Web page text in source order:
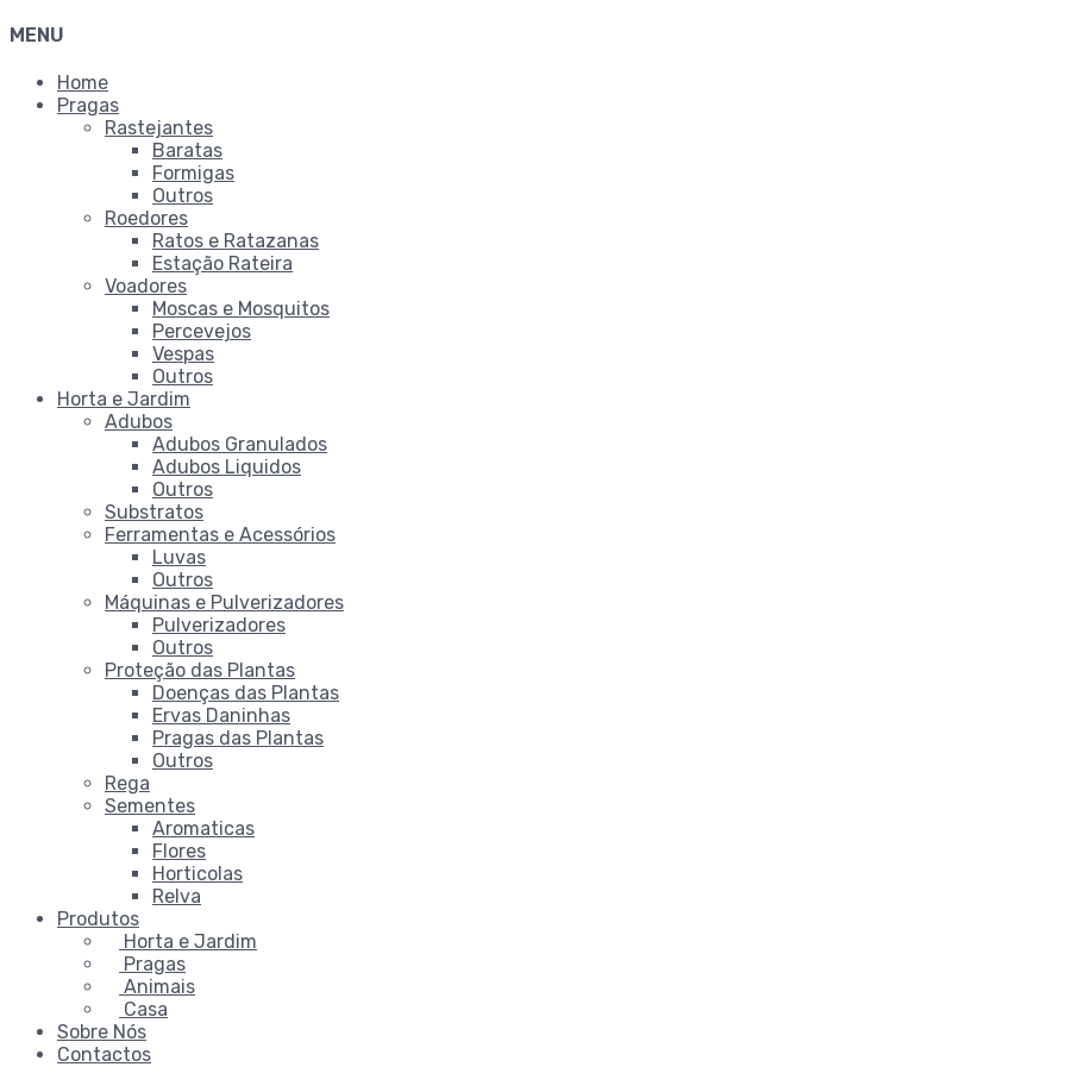
MENU
Home
Pragas
Rastejantes
Baratas
Formigas
Outros
Roedores
Ratos e Ratazanas
Estação Rateira
Voadores
Moscas e Mosquitos
Percevejos
Vespas
Outros
Horta e Jardim
Adubos
Adubos Granulados
Adubos Liquidos
Outros
Substratos
Ferramentas e Acessórios
Luvas
Outros
Máquinas e Pulverizadores
Pulverizadores
Outros
Proteção das Plantas
Doenças das Plantas
Ervas Daninhas
Pragas das Plantas
Outros
Rega
Sementes
Aromaticas
Flores
Horticolas
Relva
Produtos
Horta e Jardim
Pragas
Animais
Casa
Sobre Nós
Contactos